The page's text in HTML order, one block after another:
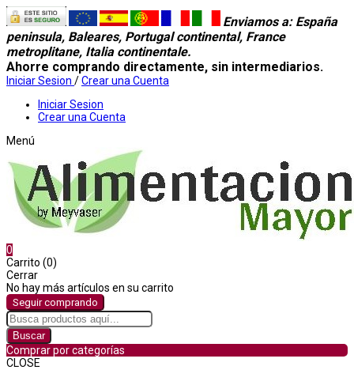
Enviamos a: España
peninsula, Baleares, Portugal continental, France
metroplitane, Italia continentale.
Ahorre comprando directamente, sin intermediarios.
Iniciar Sesion /Crear una Cuenta
Iniciar Sesion
Crear una Cuenta
Menú
0
Carrito (0)
Cerrar
No hay más artículos en su carrito
Seguir comprando
Buscar
Comprar por categorías
CLOSE